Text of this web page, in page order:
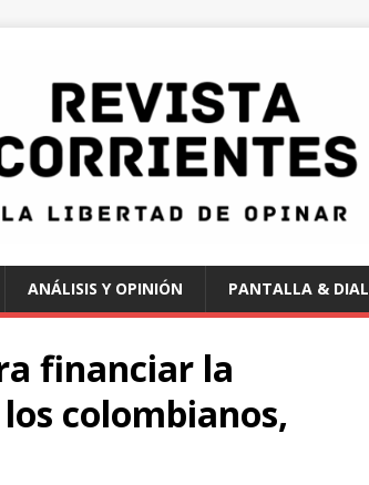
ANÁLISIS Y OPINIÓN PANTALLA & DIAL
financiar la
colombianos,